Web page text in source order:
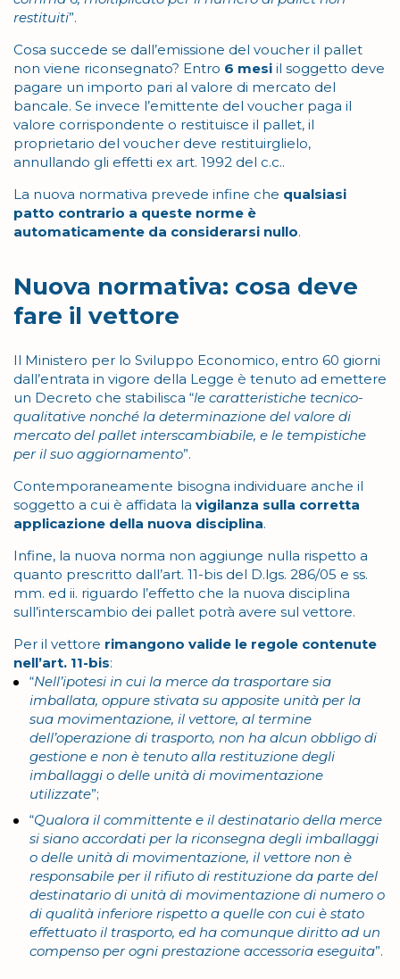
restituiti”.
Cosa succede se dall’emissione del voucher il pallet
non viene riconsegnato? Entro 6 mesi il soggetto deve
pagare un importo pari al valore di mercato del
bancale. Se invece l’emittente del voucher paga il
valore corrispondente o restituisce il pallet, il
proprietario del voucher deve restituirglielo,
annullando gli effetti ex art. 1992 del c.c..
La nuova normativa prevede infine che qualsiasi
patto contrario a queste norme è
automaticamente da considerarsi nullo.
Nuova normativa: cosa deve
fare il vettore
Il Ministero per lo Sviluppo Economico, entro 60 giorni
dall’entrata in vigore della Legge è tenuto ad emettere
un Decreto che stabilisca “le caratteristiche tecnico-
qualitative nonché la determinazione del valore di
mercato del pallet interscambiabile, e le tempistiche
per il suo aggiornamento”.
Contemporaneamente bisogna individuare anche il
soggetto a cui è affidata la vigilanza sulla corretta
applicazione della nuova disciplina.
Infine, la nuova norma non aggiunge nulla rispetto a
quanto prescritto dall’art. 11-bis del D.lgs. 286/05 e ss.
mm. ed ii. riguardo l’effetto che la nuova disciplina
sull’interscambio dei pallet potrà avere sul vettore.
Per il vettore rimangono valide le regole contenute
nell’art. 11-bis:
“Nell’ipotesi in cui la merce da trasportare sia
imballata, oppure stivata su apposite unità per la
sua movimentazione, il vettore, al termine
dell’operazione di trasporto, non ha alcun obbligo di
gestione e non è tenuto alla restituzione degli
imballaggi o delle unità di movimentazione
utilizzate”;
“Qualora il committente e il destinatario della merce
si siano accordati per la riconsegna degli imballaggi
o delle unità di movimentazione, il vettore non è
responsabile per il rifiuto di restituzione da parte del
destinatario di unità di movimentazione di numero o
di qualità inferiore rispetto a quelle con cui è stato
effettuato il trasporto, ed ha comunque diritto ad un
compenso per ogni prestazione accessoria eseguita”.